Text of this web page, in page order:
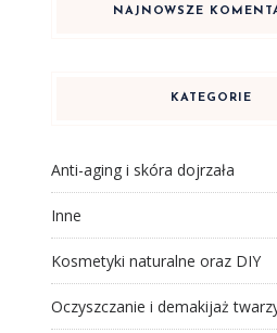
NAJNOWSZE
KATEGORIE
Anti-aging i skóra dojrzała
Inne
Kosmetyki naturalne oraz DIY
Oczyszczanie i demakijaż